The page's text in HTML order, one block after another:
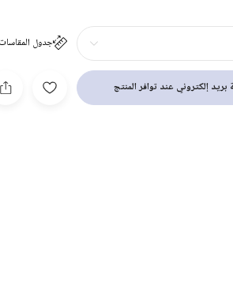
جدول المقاسات
إلكتروني عند توافر المنتج